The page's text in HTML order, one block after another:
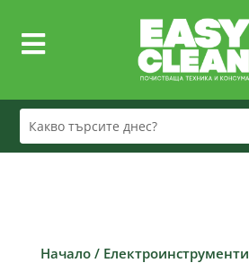

Начало/ Електроинструменти